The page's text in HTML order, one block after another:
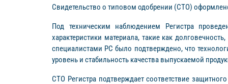
Свидетельство о типовом одобрении (СТО)
Под техническим наблюдением Регистра
характеристики материала, такие как
специалистами РС было подтверждено, что
уровень и стабильность качества выпускаемой
СТО Регистра подтверждает соответствие